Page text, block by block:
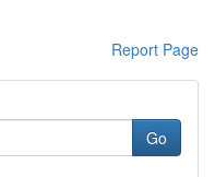
Report Page
Go